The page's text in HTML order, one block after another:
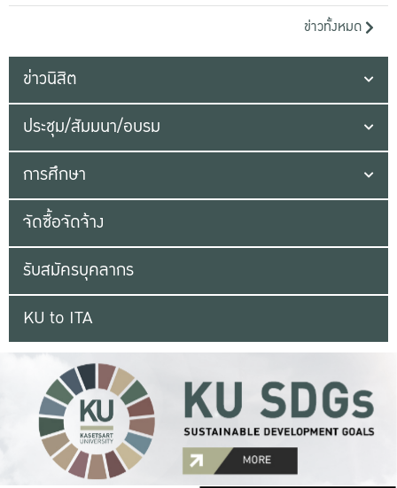
ข่าวทั้งหมด
ข่าวนิสิต
ประชุม/สัมมนา/อบรม
การศึกษา
จัดซื้อจัดจ้าง
รับสมัครบุคลากร
KU to ITA